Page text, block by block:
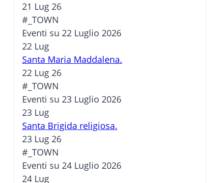
21 Lug 26
#_TOWN
Eventi su 22 Luglio 2026
22 Lug
Santa Maria Maddalena.
22 Lug 26
#_TOWN
Eventi su 23 Luglio 2026
23 Lug
Santa Brigida religiosa.
23 Lug 26
#_TOWN
Eventi su 24 Luglio 2026
24 Lug